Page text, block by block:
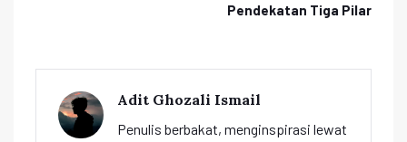
Pendekatan Tiga Pilar
Adit Ghozali Ismail
Penulis berbakat, menginspirasi lewat